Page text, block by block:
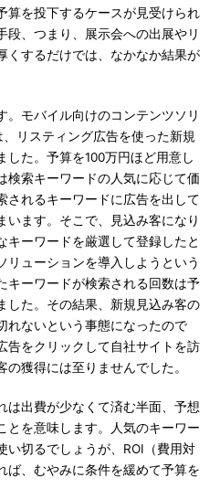
算を投下するケースが見受けられ
段、つまり、展示会への出展やリ
くするだけでは、なかなか結果が
モバイル向けのコンテンツソリ
リスティング広告を使った新規
した。予算を100万円ほど用意し
検索キーワードの人気に応じて価
されるキーワードに広告を出して
います。そこで、見込み客になり
キーワードを厳選して登録したと
リューションを導入しようという
キーワードが検索される回数は予
した。その結果、新規見込み客の
れないという事態になったので
告をクリックして自社サイトを訪
獲得には至りませんでした。
出費が少なくて済む半面、予想
とを意味します。人気のキーワー
い切るでしょうが、ROI（費用対
ば、むやみに条件を緩めて予算を